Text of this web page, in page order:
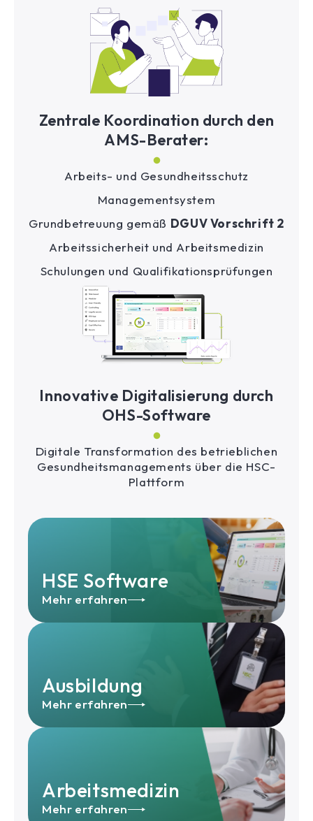
Zentrale Koordination durch den
AMS-Berater:
Arbeits- und Gesundheitsschutz
Managementsystem
Grundbetreuung gemäß DGUV Vorschrift 2
Arbeitssicherheit und Arbeitsmedizin
Schulungen und Qualifikationsprüfungen
Innovative Digitalisierung durch
OHS-Software
Digitale Transformation des betrieblichen
Gesundheitsmanagements über die HSC-
Plattform
HSE Software
Mehr erfahren
Ausbildung
Mehr erfahren
Arbeitsmedizin
Mehr erfahren